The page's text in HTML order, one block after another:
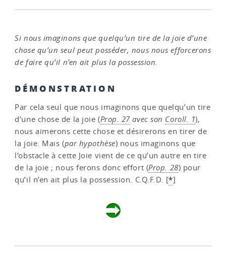
Si nous imaginons que quelqu’un tire de la joie d’une
chose qu’un seul peut posséder, nous nous efforcerons
de faire qu’il n’en ait plus la possession.
DÉMONSTRATION
Par cela seul que nous imaginons que quelqu’un tire
d’une chose de la joie (Prop. 27avec son Coroll. 1),
nous aimerons cette chose et désirerons en tirer de
la joie. Mais (par hypothèse) nous imaginons que
l’obstacle à cette Joie vient de ce qu’un autre en tire
de la joie ; nous ferons donc effort (Prop. 28) pour
qu’il n’en ait plus la possession. C.Q.F.D. [*]